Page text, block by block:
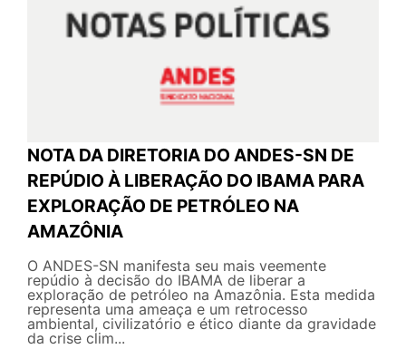
NOTA DA DIRETORIA DO ANDES-SN DE
REPÚDIO À LIBERAÇÃO DO IBAMA PARA
EXPLORAÇÃO DE PETRÓLEO NA
AMAZÔNIA
O ANDES-SN manifesta seu mais veemente
repúdio à decisão do IBAMA de liberar a
exploração de petróleo na Amazônia. Esta medida
representa uma ameaça e um retrocesso
ambiental, civilizatório e ético diante da gravidade
da crise clim...